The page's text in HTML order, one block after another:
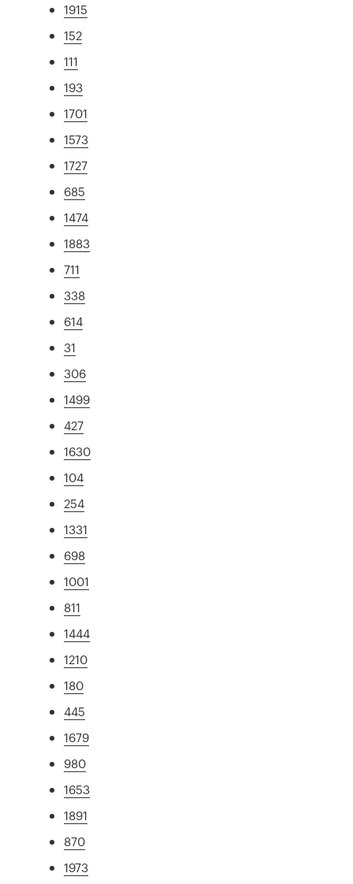
1915
152
111
193
1701
1573
1727
685
1474
1883
711
338
614
31
306
1499
427
1630
104
254
1331
698
1001
811
1444
1210
180
445
1679
980
1653
1891
870
1973